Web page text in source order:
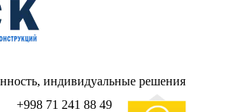
индивидуальные решения
+998 71 241 88 49